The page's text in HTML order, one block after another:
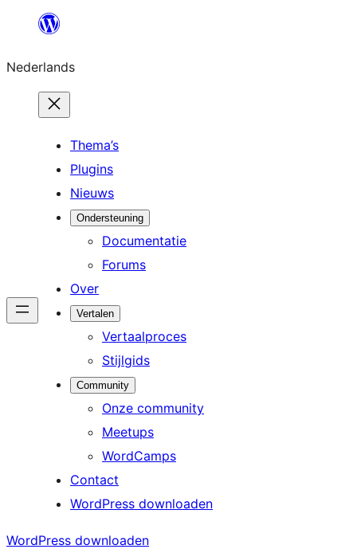
de
inhoud
Nederlands
Thema’s
Plugins
Nieuws
Ondersteuning
Documentatie
Forums
Over
Vertalen
Vertaalproces
Stijlgids
Community
Onze community
Meetups
WordCamps
Contact
WordPress downloaden
WordPress downloaden